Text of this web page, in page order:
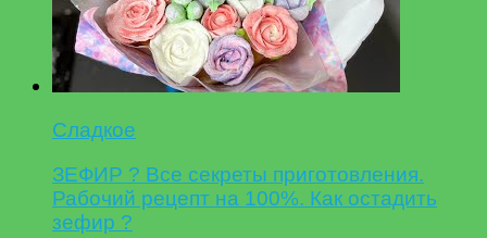
Сладкое
ЗЕФИР ? Все секреты приготовления.
Рабочий рецепт на 100%. Как остадить
зефир ?